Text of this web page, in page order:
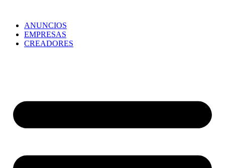
ANUNCIOS
EMPRESAS
CREADORES